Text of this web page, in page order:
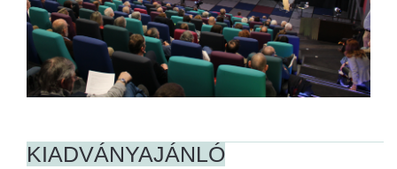
KIADVÁNYAJÁNLÓ